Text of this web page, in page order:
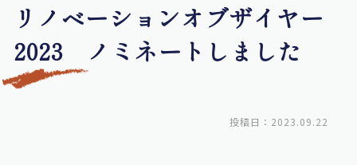
リノベーションオブザイヤー
2023 ノミネートしました
投稿日：2023.09.22